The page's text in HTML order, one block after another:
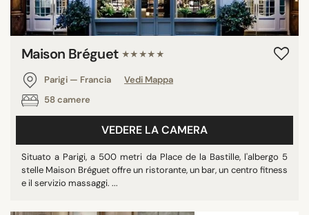
Maison Bréguet ★★★★★
Parigi — Francia
Vedi Mappa
58 camere
VEDERE LA CAMERA
Situato a Parigi, a 500 metri da Place de la Bastille, l'albergo 5
stelle Maison Bréguet offre un ristorante, un bar, un centro fitness
e il servizio massaggi. ...